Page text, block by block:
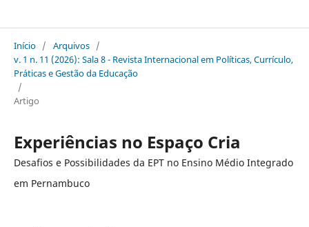
Início / Arquivos /
v. 1 n. 11 (2026): Sala 8 - Revista Internacional em Políticas, Currículo,
Práticas e Gestão da Educação
/
Artigo
Experiências no Espaço Cria
Desafios e Possibilidades da EPT no Ensino Médio Integrado
em Pernambuco